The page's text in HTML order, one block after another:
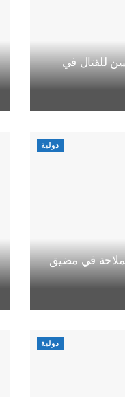
للقتال في
دولية
في مضيق
دولية